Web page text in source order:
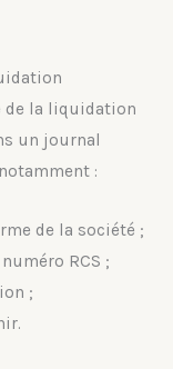
de la liquidation
un journal
:
de la société ;
RCS ;
;